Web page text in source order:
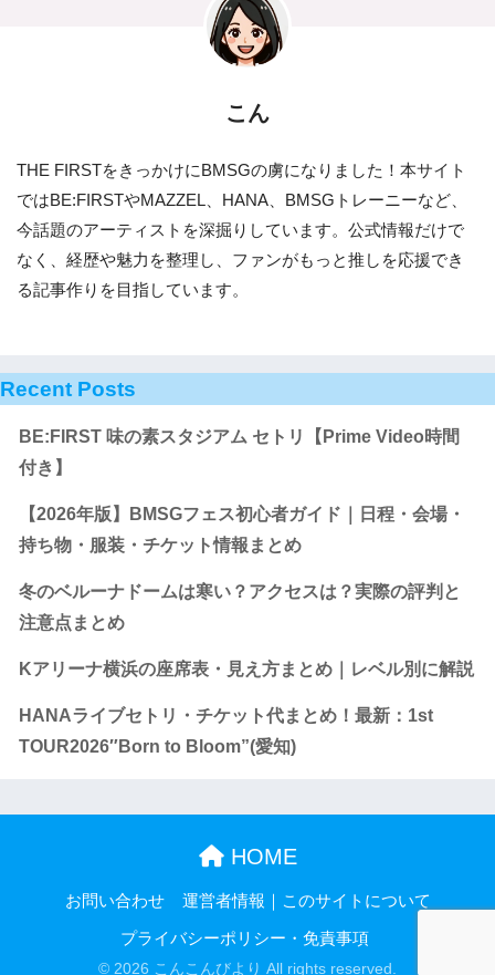
こん
THE FIRSTをきっかけにBMSGの虜になりました！本サイト
ではBE:FIRSTやMAZZEL、HANA、BMSGトレーニーなど、
今話題のアーティストを深掘りしています。公式情報だけで
なく、経歴や魅力を整理し、ファンがもっと推しを応援でき
る記事作りを目指しています。
Recent Posts
BE:FIRST 味の素スタジアム セトリ【Prime Video時間
付き】
【2026年版】BMSGフェス初心者ガイド｜日程・会場・
持ち物・服装・チケット情報まとめ
冬のベルーナドームは寒い？アクセスは？実際の評判と
注意点まとめ
Kアリーナ横浜の座席表・見え方まとめ｜レベル別に解説
HANAライブセトリ・チケット代まとめ！最新：1st
TOUR2026″Born to Bloom”(愛知)
HOME
お問い合わせ 運営者情報｜このサイトについて
プライバシーポリシー・免責事項
© 2026 こんこんびより All rights reserved.